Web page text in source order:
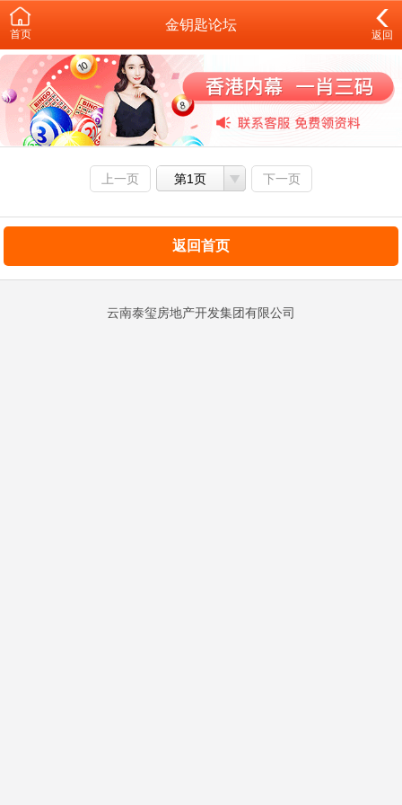
首页
金钥匙论坛
返回
上一页 第1页 下一页
返回首页
云南泰玺房地产开发集团有限公司